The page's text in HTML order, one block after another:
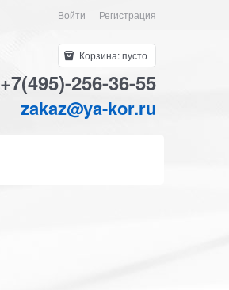
Войти Регистрация
Корзина:пусто
+7(495)-256-36-55
zakaz@ya-kor.ru